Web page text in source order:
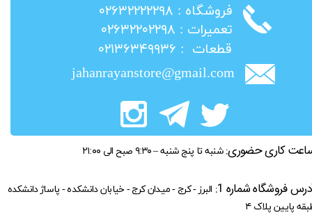
​فروشگاه : ۰۲۶۳۲۲۲۲۲۹۸
​تعمیرات : ۰۲۶۳۲۲۰۲۲۹۸
​قطعات : ۰۲۱۳۶۳۴۹۹۳۶
jahanrayanstore@gmail.com
کاری حضوری: شنبه تا پنج شنبه – ۹:۳۰ صبح الی ۲۱:۰۰
فروشگاه شماره 1:
البرز - کرج - میدان کرج - خیابان دانشکده - پاساژ دانشکده
پایین پلاک ۴